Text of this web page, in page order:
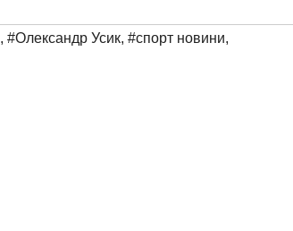
, #Олександр Усик, #спорт новини,